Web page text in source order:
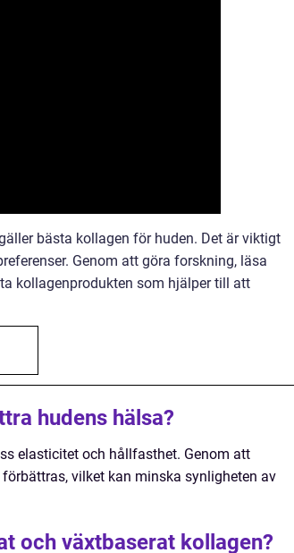
bästa kollagen för huden. Det är viktigt
Genom att göra forskning, läsa
kollagenprodukten som hjälper till att
hudens hälsa?
elasticitet och hållfasthet. Genom att
vilket kan minska synligheten av
och växtbaserat kollagen?